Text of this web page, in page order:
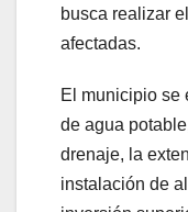
busca realizar
afectadas.
El municipio se
de agua
drenaje, la
instalación de